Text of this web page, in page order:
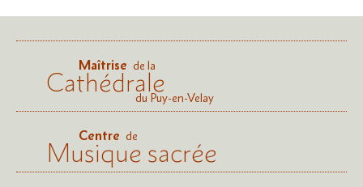
Maîtrise de la
Cathédraledu Puy-en-Velay
Centre de
Musique sacrée